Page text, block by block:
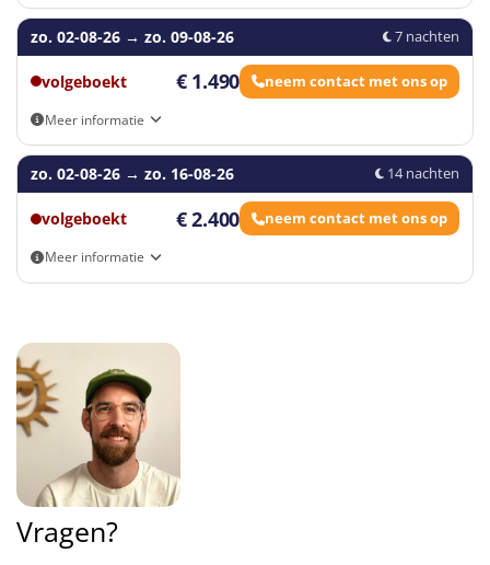
Je kunt dagelijks de meest recente vluchten vinden in het
boekingsformulier
zo. 02-08-26 → zo. 09-08-26 7 nachten
volgeboekt € 1.490 neem contact met ons op
Meer informatie
Je kunt dagelijks de meest recente vluchten vinden in het
boekingsformulier
zo. 02-08-26 → zo. 16-08-26 14 nachten
volgeboekt € 2.400 neem contact met ons op
Meer informatie
Vragen?